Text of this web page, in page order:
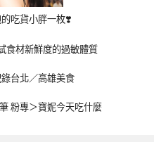
吃貨小胖一枚❣️
食材新鮮度的過敏體質
台北／高雄美食
粉專＞寶妮今天吃什麼